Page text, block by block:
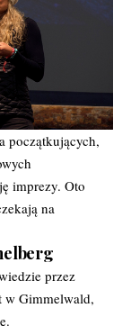
początkujących,
imprezy. Oto
na
przez
w Gimmelwald,